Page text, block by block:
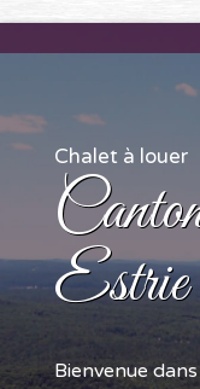
Chalet à louer
Estrie
Bienvenue